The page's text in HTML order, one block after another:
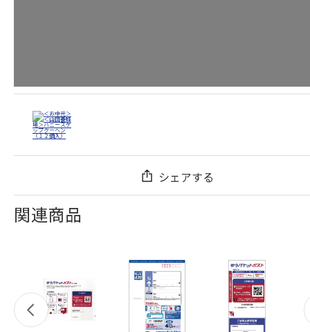
シェアする
関連商品